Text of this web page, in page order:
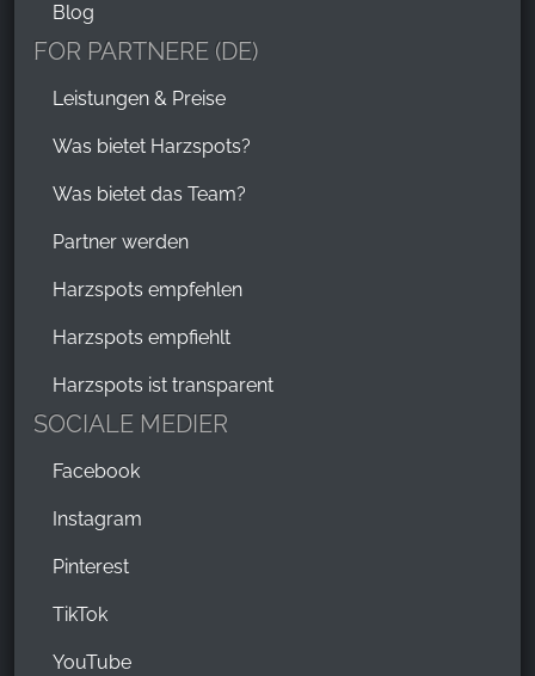
Blog
FOR PARTNERE (DE)
Leistungen & Preise
Was bietet Harzspots?
Was bietet das Team?
Partner werden
Harzspots empfehlen
Harzspots empfiehlt
Harzspots ist transparent
SOCIALE MEDIER
Facebook
Instagram
Pinterest
TikTok
YouTube